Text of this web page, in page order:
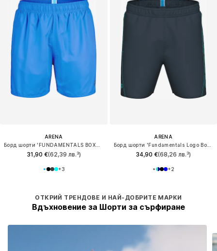
ARENA
31,90 €(62,39 лв.³)
+3
ARENA
34,90 €(68,26 лв.³)
+2
ОТКРИЙ ТРЕНДОВЕ И НАЙ-ДОБРИТЕ МАРКИ
Вдъхновение за Шорти за сърфиране